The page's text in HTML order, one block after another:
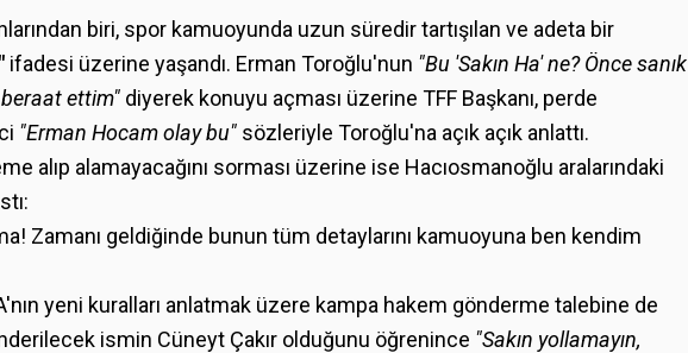
biri, spor kamuoyunda uzun süredir tartışılan ve adeta bir
ifadesi üzerine yaşandı. Erman Toroğlu'nun "Bu 'Sakın Ha' ne? Önce sanık
ettim" diyerek konuyu açması üzerine TFF Başkanı, perde
"Erman Hocam olay bu" sözleriyle Toroğlu'na açık açık anlattı.
alıp alamayacağını sorması üzerine ise Hacıosmanoğlu aralarındaki
Zamanı geldiğinde bunun tüm detaylarını kamuoyuna ben kendim
yeni kuralları anlatmak üzere kampa hakem gönderme talebine de
ismin Cüneyt Çakır olduğunu öğrenince "Sakın yollamayın,